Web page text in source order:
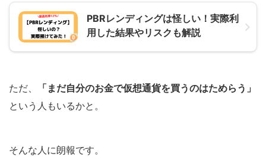
PBRレンディングは怪しい！実際利
用した結果やリスクも解説
ただ、
「まだ自分のお金で仮想通貨を買うのはためらう」
という人もいるかと。
そんな人に朗報です。